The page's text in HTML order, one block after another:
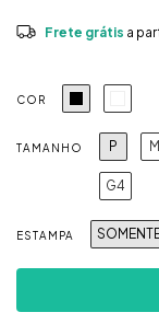
Frete grátis a
COR
TAMANHO P M
G4
ESTAMPA